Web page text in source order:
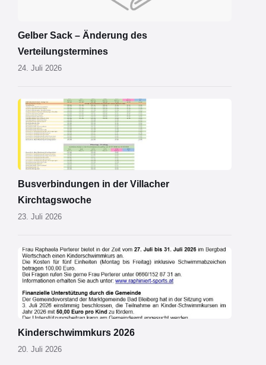
Gelber Sack – Änderung des
Verteilungstermines
24. Juli 2026
Kirchtagsbus
2026.pdf
Busverbindungen in der Villacher
Kirchtagswoche
23. Juli 2026
Schwimmkurs
2026.jpg
Kinderschwimmkurs 2026
20. Juli 2026